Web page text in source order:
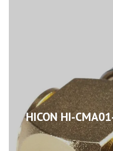
HICON HI-